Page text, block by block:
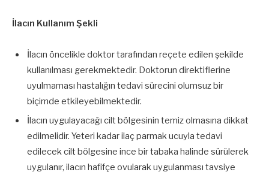
İlacın Kullanım Şekli
İlacın öncelikle doktor tarafından reçete edilen şekilde
kullanılması gerekmektedir. Doktorun direktiflerine
uyulmaması hastalığın tedavi sürecini olumsuz bir
biçimde etkileyebilmektedir.
İlacın uygulayacağı cilt bölgesinin temiz olmasına dikkat
edilmelidir. Yeteri kadar ilaç parmak ucuyla tedavi
edilecek cilt bölgesine ince bir tabaka halinde sürülerek
uygulanır, ilacın hafifçe ovularak uygulanması tavsiye